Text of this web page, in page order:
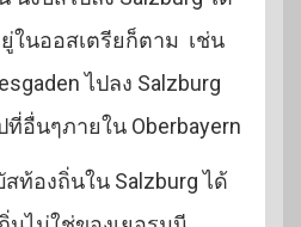
ในออสเตรียก็ตาม เช่น
ไปลง Salzburg
ที่อื่นๆภายใน Oberbayern
ท้องถิ่นใน Salzburg ได้